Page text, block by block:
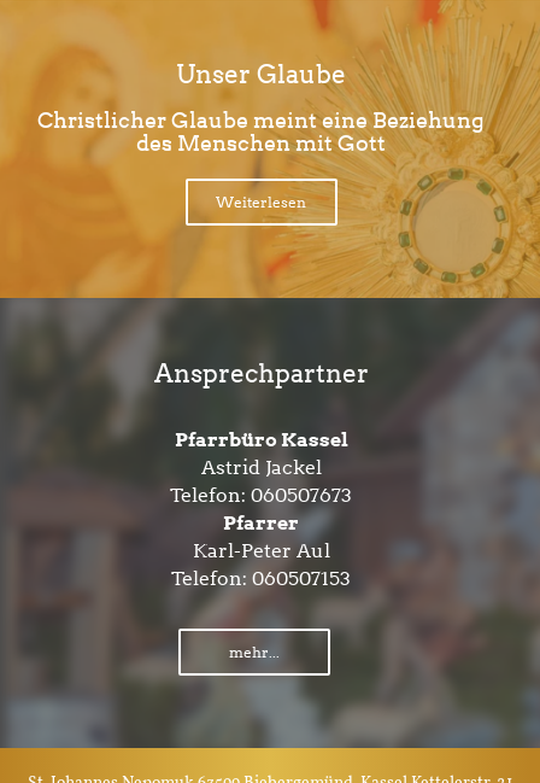
Unser Glaube
Christlicher Glaube meint eine Beziehung
des Menschen mit Gott
Weiterlesen
Ansprechpartner
Pfarrbüro Kassel
Astrid Jackel
Telefon: 060507673
Pfarrer
Karl-Peter Aul
Telefon: 060507153
mehr...